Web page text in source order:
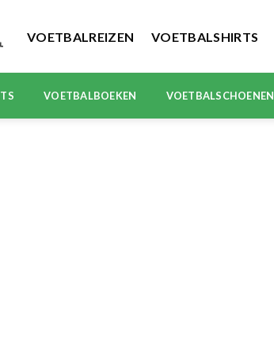
VOETBALREIZEN VOETBALSHIRTS
VOETBALBOEKEN VOETBALSCHOENEN